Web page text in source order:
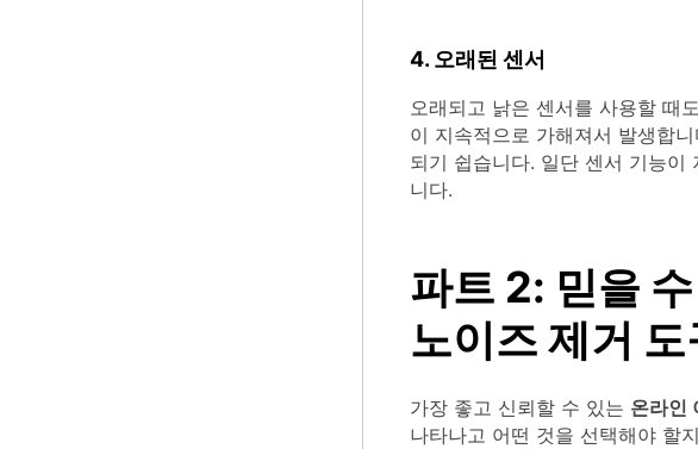
4. 오래된 센서
오래되고 낡은 센서를 사용할 때
이 지속적으로 가해져서 발생합
되기 쉽습니다. 일단 센서 기능이
니다.
파트 2: 믿을
노이즈 제거 도
가장 좋고 신뢰할 수 있는 온라인
나타나고 어떤 것을 선택해야 할